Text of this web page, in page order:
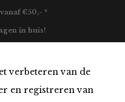
verbeteren van de
en registreren van
€50,- *
in huis!